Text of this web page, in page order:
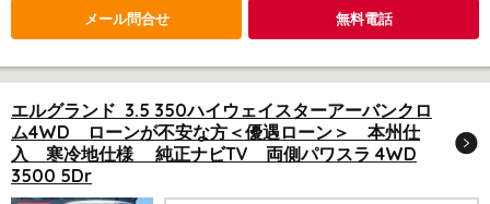
メール問合せ 無料電話
エルグランド 3.5 350ハイウェイスターアーバンクロ
ム4WD ローンが不安な方＜優遇ローン＞ 本州仕
入 寒冷地仕様 純正ナビTV 両側パワスラ 4WD
3500 5Dr